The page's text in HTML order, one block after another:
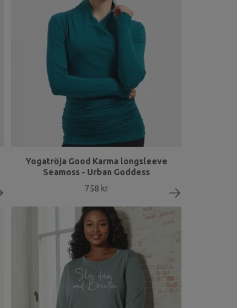
Yogatröja Good Karma longsleeve
Seamoss - Urban Goddess
758 kr